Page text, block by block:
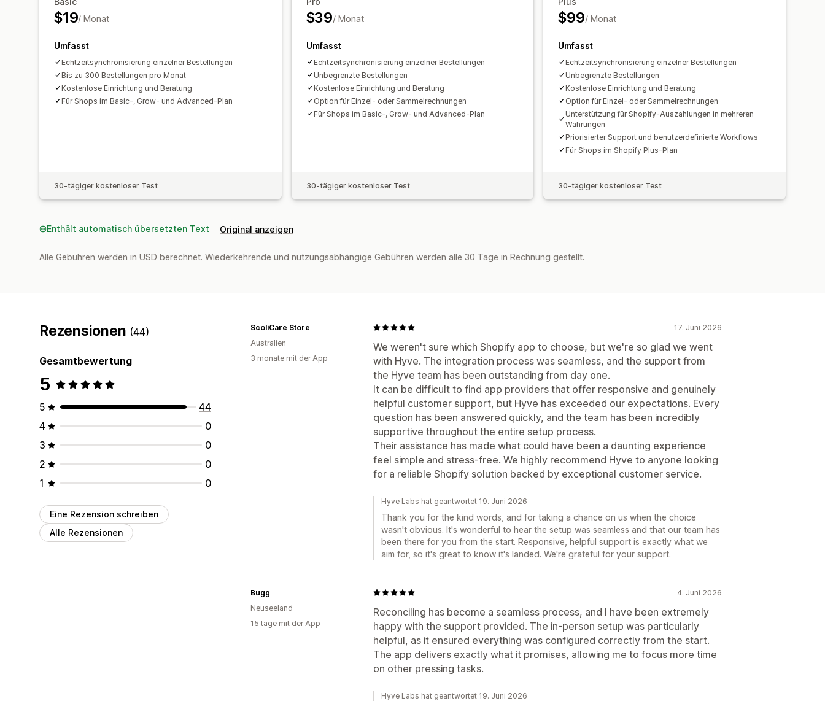
Inventarsynchronisierung in Echtzeit
Import historischer Daten
$19/ Monat
Umfasst
Echtzeitsynchronisierung einzelner Bestellungen
Bis zu 300 Bestellungen pro Monat
Kostenlose Einrichtung und Beratung
Für Shops im Basic-, Grow- und Advanced-Plan
30-tägiger kostenloser Test
$39/ Monat
Umfasst
Echtzeitsynchronisierung einzelner Bestellungen
Unbegrenzte Bestellungen
Kostenlose Einrichtung und Beratung
Option für Einzel- oder Sammelrechnungen
Für Shops im Basic-, Grow- und Advanced-Plan
30-tägiger kostenloser Test
$99/ Monat
Umfasst
Echtzeitsynchronisierung einzelner Bestellungen
Unbegrenzte Bestellungen
Kostenlose Einrichtung und Beratung
Option für Einzel- oder Sammelrechnungen
Unterstützung für Shopify-Auszahlungen in mehreren
Währungen
Priorisierter Support und benutzerdefinierte Workflows
Für Shops im Shopify Plus-Plan
30-tägiger kostenloser Test
Enthält automatisch übersetzten Text Original anzeigen
Alle Gebühren werden in USD berechnet. Wiederkehrende und nutzungsabhängige Gebühren werden alle 30 Tage in Rechnung gestellt.
Rezensionen (44)
Gesamtbewertung
5
5
44
4
0
3
0
2
0
1
0
Eine Rezension schreiben
Alle Rezensionen
17. Juni 2026
We weren't sure which Shopify app to choose, but we're so glad we went
with Hyve. The integration process was seamless, and the support from
the Hyve team has been outstanding from day one.
It can be difficult to find app providers that offer responsive and genuinely
helpful customer support, but Hyve has exceeded our expectations. Every
question has been answered quickly, and the team has been incredibly
supportive throughout the entire setup process.
Their assistance has made what could have been a daunting experience
feel simple and stress-free. We highly recommend Hyve to anyone looking
for a reliable Shopify solution backed by exceptional customer service.
ScoliCare Store
Australien
3 monate mit der App
Hyve Labs hat geantwortet 19. Juni 2026
Thank you for the kind words, and for taking a chance on us when the choice
wasn't obvious. It's wonderful to hear the setup was seamless and that our team has
been there for you from the start. Responsive, helpful support is exactly what we
aim for, so it's great to know it's landed. We're grateful for your support.
4. Juni 2026
Reconciling has become a seamless process, and I have been extremely
happy with the support provided. The in-person setup was particularly
helpful, as it ensured everything was configured correctly from the start.
The app delivers exactly what it promises, allowing me to focus more time
on other pressing tasks.
Bugg
Neuseeland
15 tage mit der App
Hyve Labs hat geantwortet 19. Juni 2026